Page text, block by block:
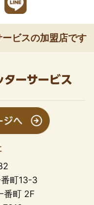
ビスの加盟店です
町13-3
番町 2F